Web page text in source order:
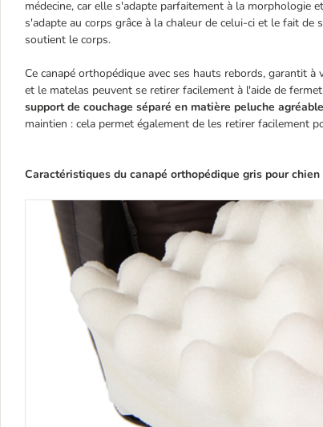
médecine, car elle s'adapte parfaitement à la morphologie et
s'adapte au corps grâce à la chaleur de celui-ci et le fait
soutient le corps.
Ce canapé orthopédique avec ses hauts rebords, garantit
et le matelas peuvent se retirer facilement à l'aide de
support de couchage séparé en matière peluche
maintien : cela permet également de les retirer facilement
Caractéristiques du canapé orthopédique gris pour chien